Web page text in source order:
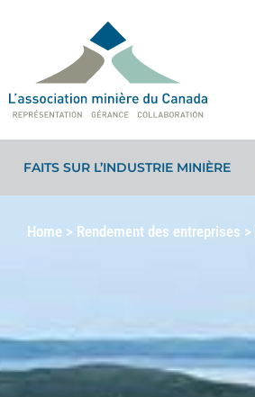
FAITS SUR L’INDUSTRIE MINIÈRE
Home > Rendement des entreprises >